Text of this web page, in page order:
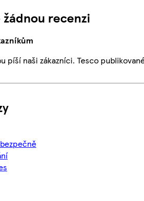
recenzi
píší naši zákazníci. Tesco